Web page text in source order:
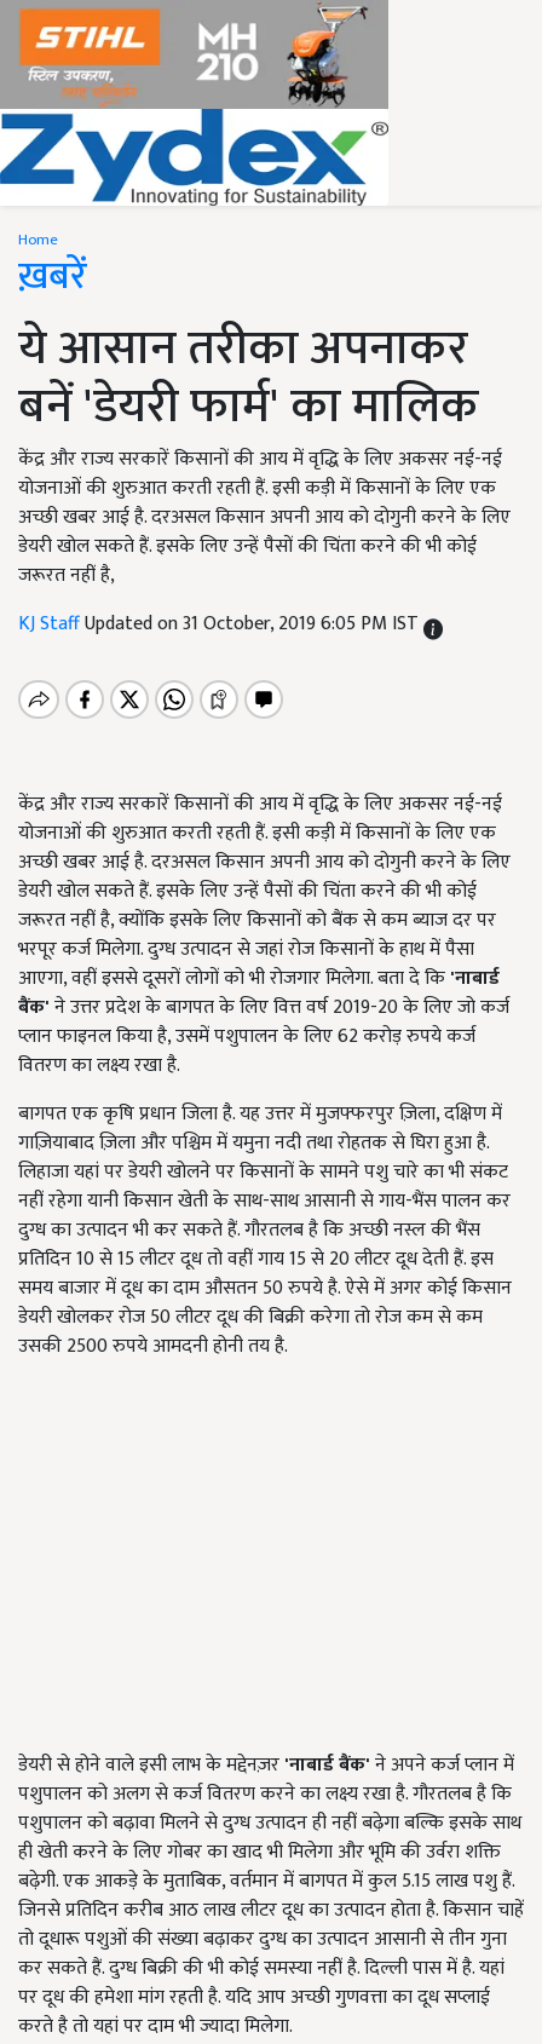
Home
ख़बरें
ये आसान तरीका अपनाकर
बनें 'डेयरी फार्म' का मालिक
केंद्र और राज्य सरकारें किसानों की आय में वृद्धि के लिए अकसर नई-नई
योजनाओं की शुरुआत करती रहती हैं. इसी कड़ी में किसानों के लिए एक
अच्छी खबर आई है. दरअसल किसान अपनी आय को दोगुनी करने के लिए
डेयरी खोल सकते हैं. इसके लिए उन्हें पैसों की चिंता करने की भी कोई
जरूरत नहीं है,
KJ StaffUpdated on 31 October, 2019 6:05 PM IST
केंद्र और राज्य सरकारें किसानों की आय में वृद्धि के लिए अकसर नई-नई
योजनाओं की शुरुआत करती रहती हैं. इसी कड़ी में किसानों के लिए एक
अच्छी खबर आई है. दरअसल किसान अपनी आय को दोगुनी करने के लिए
डेयरी खोल सकते हैं. इसके लिए उन्हें पैसों की चिंता करने की भी कोई
जरूरत नहीं है, क्योंकि इसके लिए किसानों को बैंक से कम ब्याज दर पर
भरपूर कर्ज मिलेगा. दुग्ध उत्पादन से जहां रोज किसानों के हाथ में पैसा
आएगा, वहीं इससे दूसरों लोगों को भी रोजगार मिलेगा. बता दे कि'नाबार्ड
बैंक'ने उत्तर प्रदेश के बागपत के लिए वित्त वर्ष 2019-20 के लिए जो कर्ज
प्लान फाइनल किया है, उसमें पशुपालन के लिए 62 करोड़ रुपये कर्ज
वितरण का लक्ष्य रखा है.
बागपत एक कृषि प्रधान जिला है. यह उत्तर में मुजफ्फरपुर ज़िला, दक्षिण में
गाज़ियाबाद ज़िला और पश्चिम में यमुना नदी तथा रोहतक से घिरा हुआ है.
लिहाजा यहां पर डेयरी खोलने पर किसानों के सामने पशु चारे का भी संकट
नहीं रहेगा यानी किसान खेती के साथ-साथ आसानी से गाय-भैंस पालन कर
दुग्ध का उत्पादन भी कर सकते हैं. गौरतलब है कि अच्छी नस्ल की भैंस
प्रतिदिन 10 से 15 लीटर दूध तो वहीं गाय 15 से 20 लीटर दूध देती हैं. इस
समय बाजार में दूध का दाम औसतन 50 रुपये है. ऐसे में अगर कोई किसान
डेयरी खोलकर रोज 50 लीटर दूध की बिक्री करेगा तो रोज कम से कम
उसकी 2500 रुपये आमदनी होनी तय है.
डेयरी से होने वाले इसी लाभ के मद्देनज़र'नाबार्ड बैंक'ने अपने कर्ज प्लान में
पशुपालन को अलग से कर्ज वितरण करने का लक्ष्य रखा है. गौरतलब है कि
पशुपालन को बढ़ावा मिलने से दुग्ध उत्पादन ही नहीं बढ़ेगा बल्कि इसके साथ
ही खेती करने के लिए गोबर का खाद भी मिलेगा और भूमि की उर्वरा शक्ति
बढ़ेगी. एक आकड़े के मुताबिक, वर्तमान में बागपत में कुल 5.15 लाख पशु हैं.
जिनसे प्रतिदिन करीब आठ लाख लीटर दूध का उत्पादन होता है. किसान चाहें
तो दूधारू पशुओं की संख्या बढ़ाकर दुग्ध का उत्पादन आसानी से तीन गुना
कर सकते हैं. दुग्ध बिक्री की भी कोई समस्या नहीं है. दिल्ली पास में है. यहां
पर दूध की हमेशा मांग रहती है. यदि आप अच्छी गुणवत्ता का दूध सप्लाई
करते है तो यहां पर दाम भी ज्यादा मिलेगा.